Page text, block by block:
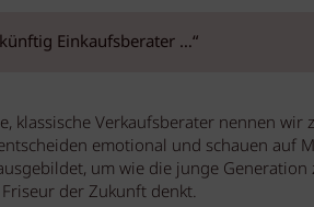
Einkaufsberater …“
klassische Verkaufsberater nennen wir
emotional und schauen auf
um wie die junge
der Zukunft denkt.